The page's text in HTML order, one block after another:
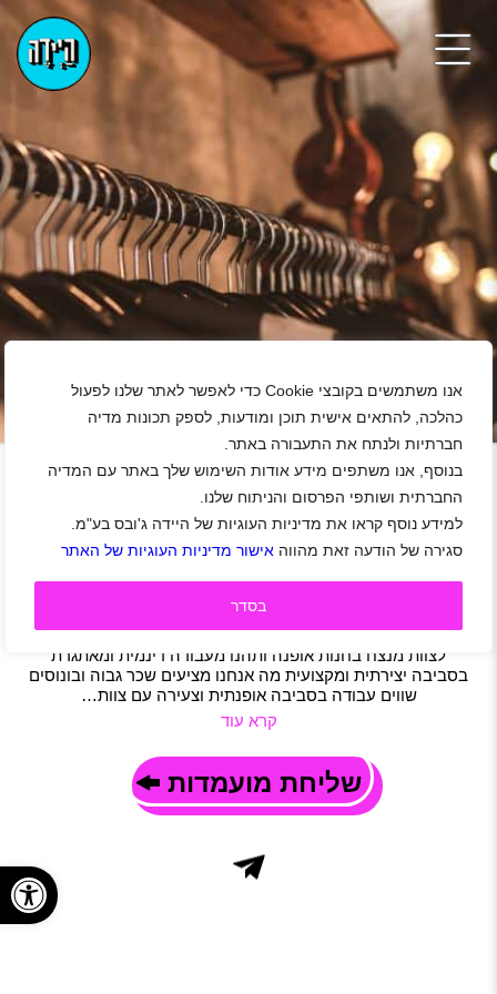
אנו משתמשים בקובצי Cookie כדי לאפשר לאתר שלנו לפעול
כהלכה, להתאים אישית תוכן ומודעות, לספק תכונות מדיה
חברתיות ולנתח את התעבורה באתר.
בנוסף, אנו משתפים מידע אודות השימוש שלך באתר עם המדיה
החברתית ושותפי הפרסום והניתוח שלנו.
למידע נוסף קראו את מדיניות העוגיות של היידה ג'ובס בע"מ.
סגירה של הודעה זאת מהווה אישור מדיניות העוגיות של האתר
בסדר
+
נגן
לרשת אופנה מובילה דרושים/ות יועצי/ות שירות ומכירה
פריסה ארצית |חיילים משוחררים|אופנה וביוטי|מכירות
אם אתם/ן חיים ונושמים אופנה אוהבים לייעץ ללקוחות ולעזור להם
למצוא את הסטייל המושלם אנחנו מחפשים אתכם הצטרפו אלינו
לצוות מנצח בחנות אופנה ותהנו מעבודה דינמית ומאתגרת
בסביבה יצירתית ומקצועית מה אנחנו מציעים שכר גבוה ובונוסים
שווים עבודה בסביבה אופנתית וצעירה עם צוות…
קרא עוד
שליחת מועמדות